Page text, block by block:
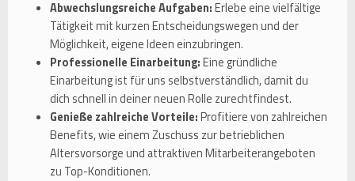
Abwechslungsreiche Aufgaben:Erlebe eine vielfältige
Tätigkeit mit kurzen Entscheidungswegen und der
Möglichkeit, eigene Ideen einzubringen.
Professionelle Einarbeitung:Eine gründliche
Einarbeitung ist für uns selbstverständlich, damit du
dich schnell in deiner neuen Rolle zurechtfindest.
Genieße zahlreiche Vorteile:Profitiere von zahlreichen
Benefits, wie einem Zuschuss zur betrieblichen
Altersvorsorge und attraktiven Mitarbeiterangeboten
zu Top-Konditionen.